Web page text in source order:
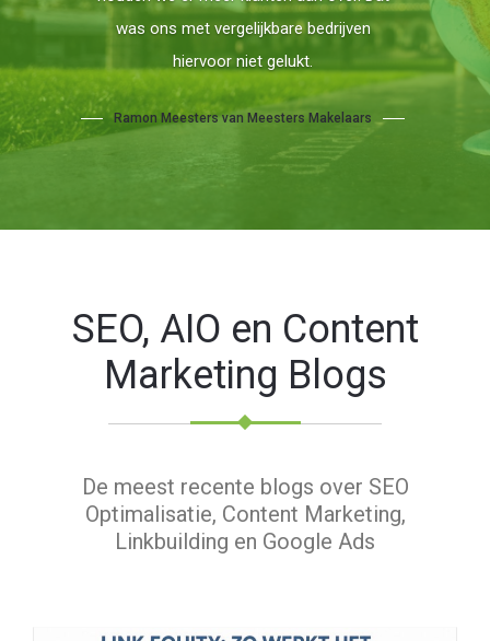
SEO, AIO en Content
De meest recente blogs over SEO
Optimalisatie, Content Marketing,
Linkbuilding en Google Ads